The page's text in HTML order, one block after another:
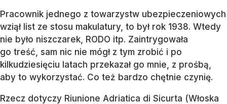
Pracownik jednego z towarzystw ubezpieczeniowych
wziął list ze stosu makulatury, to był rok 1938. Wtedy
nie było niszczarek, RODO itp. Zaintrygowała
go treść, sam nic nie mógł z tym zrobić i po
kilkudziesięciu latach przekazał go mnie, z prośbą,
aby to wykorzystać. Co też bardzo chętnie czynię.
Rzecz dotyczy Riunione Adriatica di Sicurta (Włoska